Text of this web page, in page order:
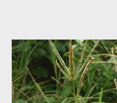
cá. Hoa nở về mùa hạ vào các